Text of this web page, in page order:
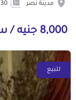
مدينة نصر
8,000 جنيه / سنوياً
للبيع